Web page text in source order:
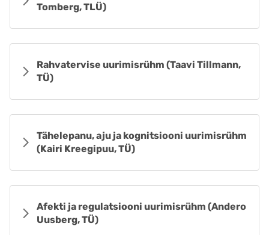
Tomberg, TLÜ)
Rahvatervise uurimisrühm (Taavi Tillmann,
TÜ)
Tähelepanu, aju ja kognitsiooni uurimisrühm
(Kairi Kreegipuu, TÜ)
Afekti ja regulatsiooni uurimisrühm (Andero
Uusberg, TÜ)